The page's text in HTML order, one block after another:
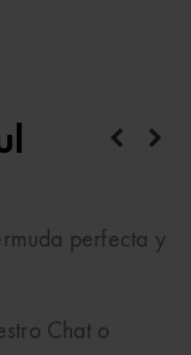
perfecta y
Chat o